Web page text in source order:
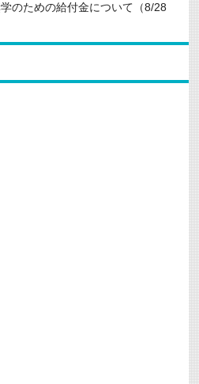
のための給付金について（8/28